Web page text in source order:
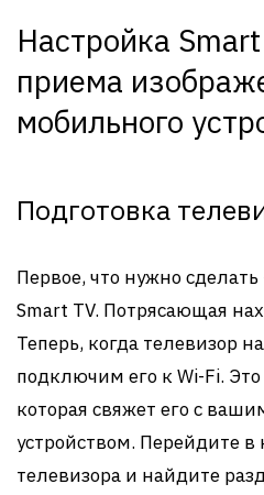
Настройка
приема
мобильного
Подготовка
Первое, что нужно
Smart TV. Потрясающая
Теперь, когда телевизор
подключим его к Wi-Fi.
которая свяжет его с
устройством. Перейдите
телевизора и найдите